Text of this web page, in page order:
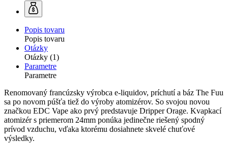
Popis tovaru
Popis tovaru
Otázky
Otázky (1)
Parametre
Parametre
Renomovaný francúzsky výrobca e-liquidov, príchutí a báz The Fuu
sa po novom púšťa tiež do výroby atomizérov. So svojou novou
značkou EDC Vape ako prvý predstavuje Dripper Orage. Kvapkací
atomizér s priemerom 24mm ponúka jedinečne riešený spodný
prívod vzduchu, vďaka ktorému dosiahnete skvelé chuťové
výsledky.